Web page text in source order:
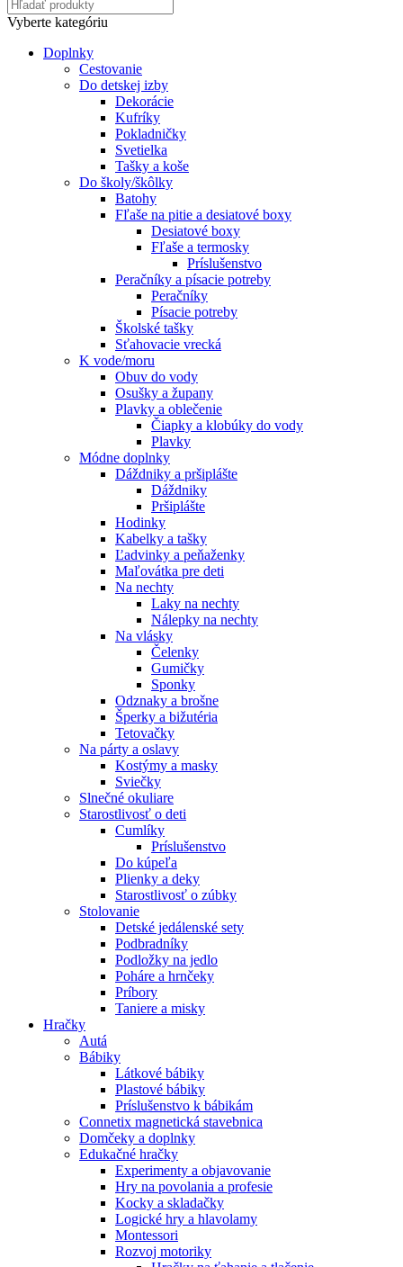
Vyberte kategóriu
Doplnky
Cestovanie
Do detskej izby
Dekorácie
Kufríky
Pokladničky
Svetielka
Tašky a koše
Do školy/škôlky
Batohy
Fľaše na pitie a desiatové boxy
Desiatové boxy
Fľaše a termosky
Príslušenstvo
Peračníky a písacie potreby
Peračníky
Písacie potreby
Školské tašky
Sťahovacie vrecká
K vode/moru
Obuv do vody
Osušky a župany
Plavky a oblečenie
Čiapky a klobúky do vody
Plavky
Módne doplnky
Dáždniky a pršiplášte
Dáždniky
Pršiplášte
Hodinky
Kabelky a tašky
Ľadvinky a peňaženky
Maľovátka pre deti
Na nechty
Laky na nechty
Nálepky na nechty
Na vlásky
Čelenky
Gumičky
Sponky
Odznaky a brošne
Šperky a bižutéria
Tetovačky
Na párty a oslavy
Kostýmy a masky
Sviečky
Slnečné okuliare
Starostlivosť o deti
Cumlíky
Príslušenstvo
Do kúpeľa
Plienky a deky
Starostlivosť o zúbky
Stolovanie
Detské jedálenské sety
Podbradníky
Podložky na jedlo
Poháre a hrnčeky
Príbory
Taniere a misky
Hračky
Autá
Bábiky
Látkové bábiky
Plastové bábiky
Príslušenstvo k bábikám
Connetix magnetická stavebnica
Domčeky a doplnky
Edukačné hračky
Experimenty a objavovanie
Hry na povolania a profesie
Kocky a skladačky
Logické hry a hlavolamy
Montessori
Rozvoj motoriky